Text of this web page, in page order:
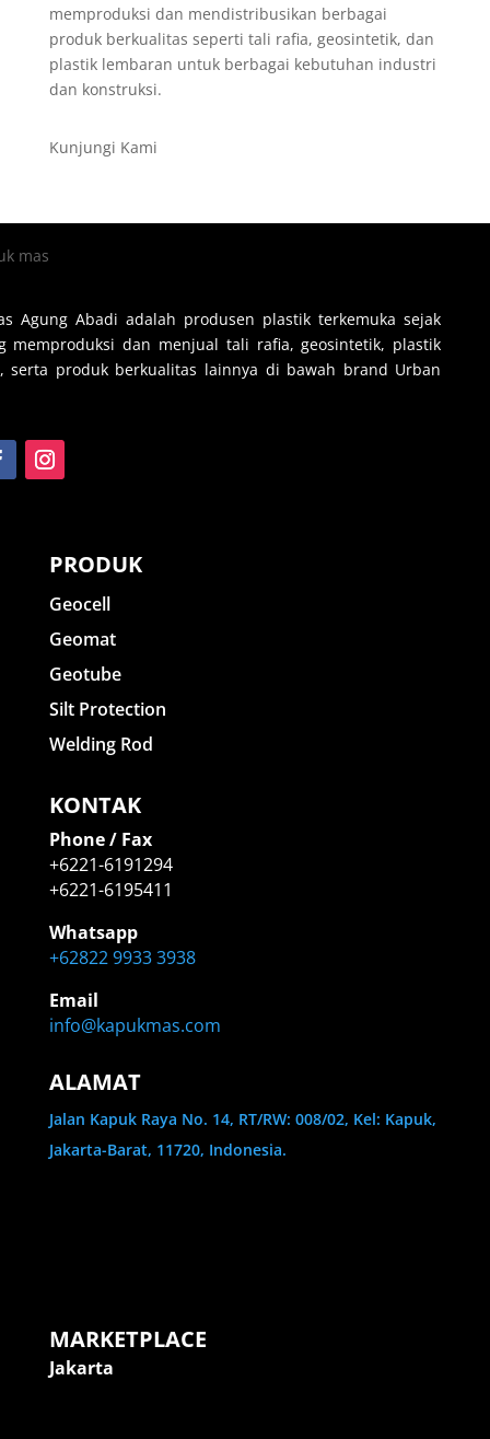
memproduksi dan mendistribusikan berbagai
produk berkualitas seperti tali rafia, geosintetik, dan
plastik lembaran untuk berbagai kebutuhan industri
dan konstruksi.
Kunjungi Kami
Agung Abadi adalah produsen plastik terkemuka sejak
memproduksi dan menjual tali rafia, geosintetik, plastik
serta produk berkualitas lainnya di bawah brand Urban
PRODUK
Geocell
Geomat
Geotube
Silt Protection
Welding Rod
KONTAK
Phone / Fax
+6221-6191294
+6221-6195411
Whatsapp
+62822 9933 3938
Email
info@kapukmas.com
ALAMAT
Jalan Kapuk Raya No. 14, RT/RW: 008/02, Kel: Kapuk,
Jakarta-Barat, 11720, Indonesia.
MARKETPLACE
Jakarta